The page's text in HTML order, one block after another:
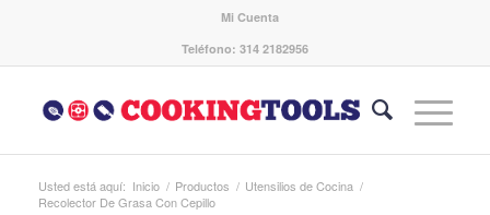
Mi Cuenta
Teléfono: 314 2182956
Usted está aquí: Inicio / Productos / Utensilios de Cocina /
Recolector De Grasa Con Cepillo